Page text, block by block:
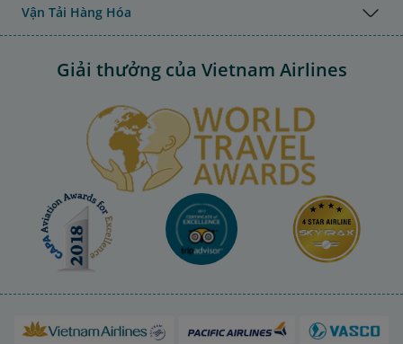
Vận Tải Hàng Hóa
Giải thưởng của Vietnam Airlines